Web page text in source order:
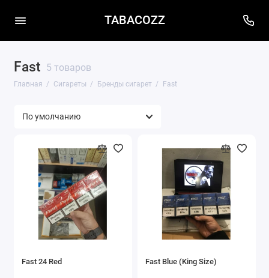
TABACOZZ
Fast 5 товаров
Главная Сигареты Бренды сигарет Fast
Fast 24 Red Fast Blue (King Size)